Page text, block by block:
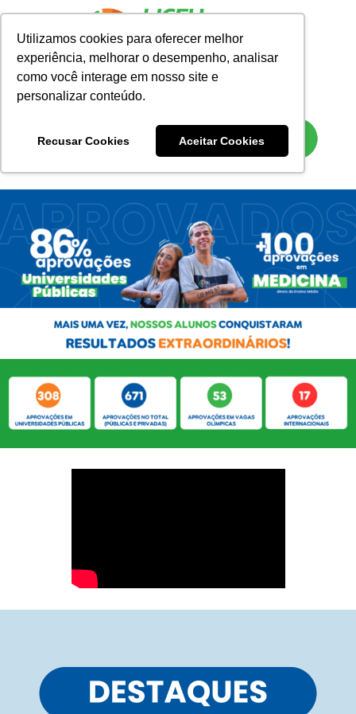
Utilizamos cookies para oferecer melhor
experiência, melhorar o desempenho, analisar
como você interage em nosso site e
personalizar conteúdo.
Recusar Cookies Aceitar Cookies